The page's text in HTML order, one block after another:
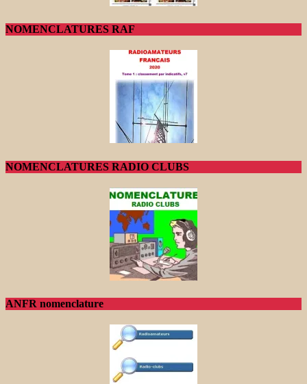
NOMENCLATURES RAF
NOMENCLATURES RADIO CLUBS
ANFR nomenclature